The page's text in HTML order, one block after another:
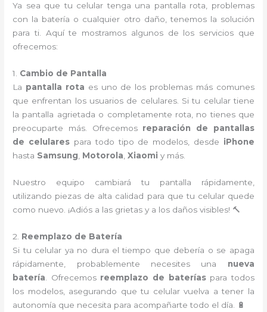
Ya sea que tu celular tenga una pantalla rota, problemas
con la batería o cualquier otro daño, tenemos la solución
para ti. Aquí te mostramos algunos de los servicios que
ofrecemos:
1. Cambio de Pantalla
La pantalla rota es uno de los problemas más comunes
que enfrentan los usuarios de celulares. Si tu celular tiene
la pantalla agrietada o completamente rota, no tienes que
preocuparte más. Ofrecemos reparación de pantallas
de celularespara todo tipo de modelos, desde iPhone
hasta Samsung Motorola ,Xiaomi y más.
Nuestro equipo cambiará tu pantalla rápidamente,
utilizando piezas de alta calidad para que tu celular quede
como nuevo. ¡Adiós a las grietas y a los daños visibles! 🔨
2. Reemplazo de Batería
Si tu celular ya no dura el tiempo que debería o se apaga
rápidamente, probablemente necesites una nueva
batería . Ofrecemos reemplazo de bateríaspara todos
los modelos, asegurando que tu celular vuelva a tener la
autonomía que necesita para acompañarte todo el día. 🔋